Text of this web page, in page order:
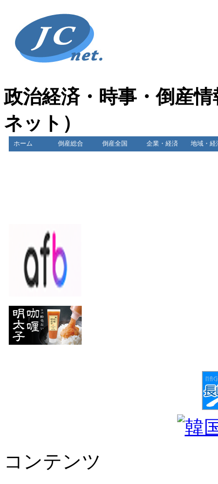
政治経済・時事・倒産
ネット）
ホーム 倒産総合 倒産全国 企業・経済 地域・経
コンテンツ